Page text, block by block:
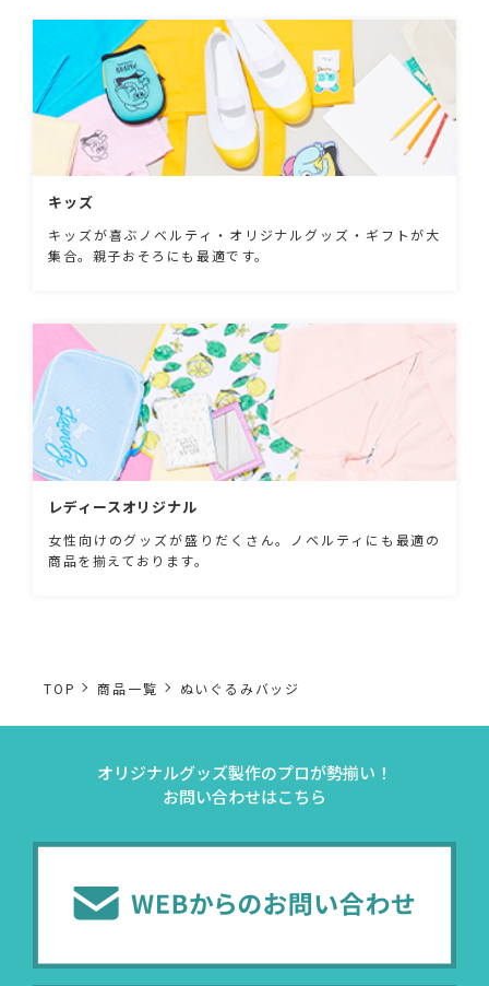
キッズ
キッズが喜ぶノベルティ・オリジナルグッズ・ギフトが大
集合。親子おそろにも最適です。
レディースオリジナル
女性向けのグッズが盛りだくさん。ノベルティにも最適の
商品を揃えております。
TOP 商品一覧 ぬいぐるみバッジ
オリジナルグッズ製作のプロが勢揃い！
お問い合わせはこちら